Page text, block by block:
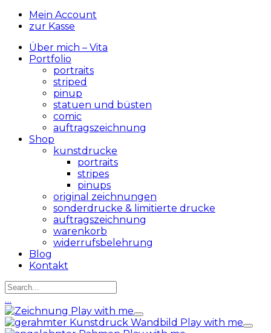
Mein Account
zur Kasse
Über mich – Vita
Portfolio
portraits
striped
pinup
statuen und büsten
comic
auftragszeichnung
Shop
kunstdrucke
portraits
stripes
pinups
original zeichnungen
sonderdrucke & limitierte drucke
auftragszeichnung
warenkorb
widerrufsbelehrung
Blog
Kontakt
…